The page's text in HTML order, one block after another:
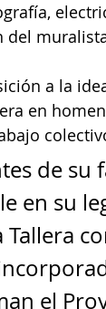
del
a la
en
de su
en su
Tallera
el